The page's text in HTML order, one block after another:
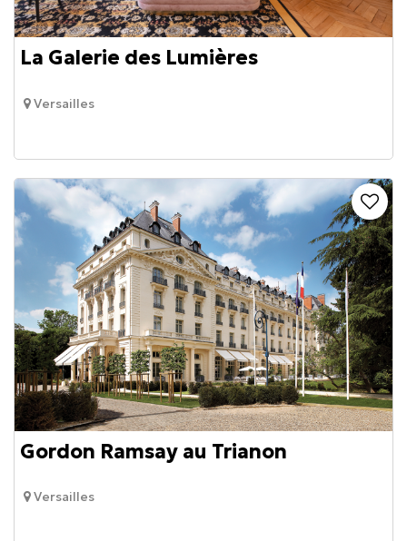
La Galerie des Lumières
Versailles
Gordon Ramsay au Trianon
Versailles